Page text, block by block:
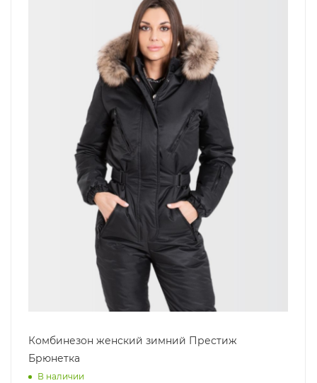
Комбинезон женский зимний Престиж
Брюнетка
В наличии